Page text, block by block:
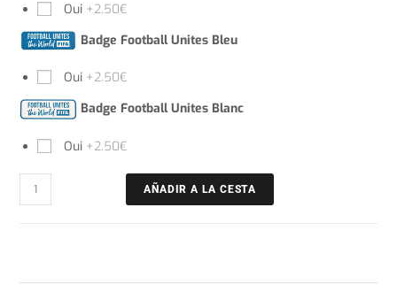
Oui +2.50€
Badge Football Unites Bleu
Oui +2.50€
Badge Football Unites Blanc
Oui +2.50€
AÑADIR A LA CESTA